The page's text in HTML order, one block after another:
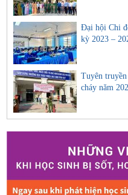
Đại hội Chi
kỳ 2023 –
Tuyên
cháy năm